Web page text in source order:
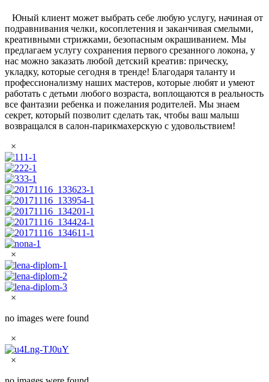
Юный клиент может выбрать себе любую услугу, начиная от
подравнивания челки, косоплетения и заканчивая смелыми,
креативными стрижками, безопасным окрашиванием. Мы
предлагаем услугу сохранения первого срезанного локона, у
нас можно заказать любой детский креатив: прическу,
укладку, которые сегодня в тренде! Благодаря таланту и
профессионализму наших мастеров, которые любят и умеют
работать с детьми любого возраста, воплощаются в реальность
все фантазии ребенка и пожелания родителей. Мы знаем
секрет, который позволит сделать так, чтобы ваш малыш
возвращался в салон-парикмахерскую с удовольствием!
×
×
×
no images were found
×
×